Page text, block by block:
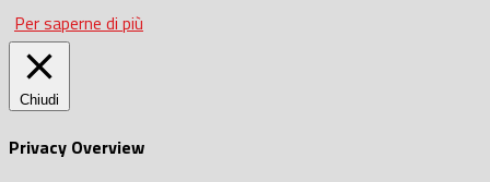
Per saperne di più
Chiudi
Privacy Overview